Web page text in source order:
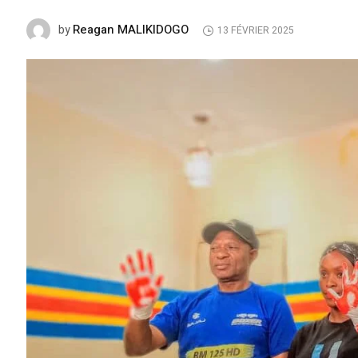
byReagan MALIKIDOGO 13 FÉVRIER 2025